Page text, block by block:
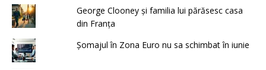
George Clooney și familia lui părăsesc casa
din Franța
Șomajul în Zona Euro nu sa schimbat în iunie